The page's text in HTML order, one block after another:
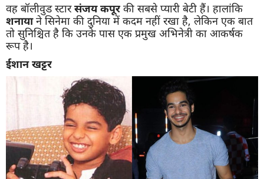
वह बॉलीवुड स्टारसंजय कपूरकी सबसे प्यारी बेटी हैं। हालांकि
शनायाने सिनेमा की दुनिया में कदम नहीं रखा है, लेकिन एक बात
तो सुनिश्चित है कि उनके पास एक प्रमुख अभिनेत्री का आकर्षक
रूप है।
ईशान खट्टर